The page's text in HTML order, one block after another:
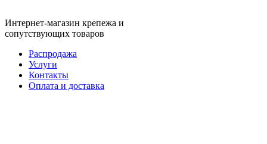
Интернет-магазин крепежа и
сопутствующих товаров
Распродажа
Услуги
Контакты
Оплата и доставка